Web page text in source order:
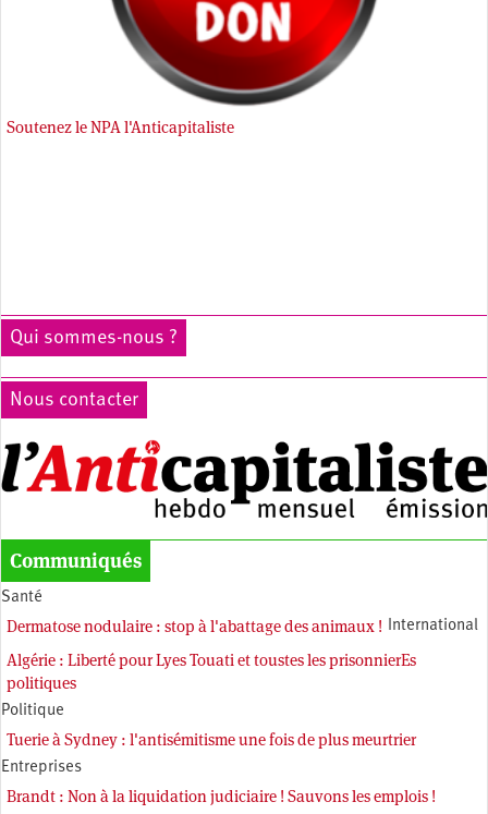
Soutenez le NPA l'Anticapitaliste
Qui sommes-nous ?
Nous contacter
Communiqués
Santé
Dermatose nodulaire : stop à l'abattage des animaux ! International
Algérie : Liberté pour Lyes Touati et toustes les prisonnierEs
politiques
Politique
Tuerie à Sydney : l'antisémitisme une fois de plus meurtrier
Entreprises
Brandt : Non à la liquidation judiciaire ! Sauvons les emplois !